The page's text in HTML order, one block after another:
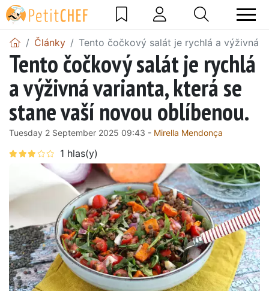
Články Tento čočkový salát je rychlá a výživná
Tento čočkový salát je rychlá
a výživná varianta, která se
stane vaší novou oblíbenou.
Tuesday 2 September 2025 09:43 - Mirella Mendonça